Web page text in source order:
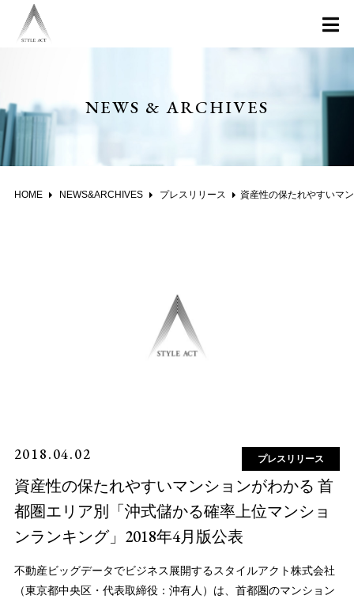
NEWS & ARCHIVES
HOME NEWS&ARCHIVES プレスリリース 資産性の保たれやすいマンションがわかる 首都圏エリア別「沖式儲かる確率上位マンションランキング」2018年4月版公表
2018.04.02 プレスリリース
資産性の保たれやすいマンションがわかる 首
都圏エリア別「沖式儲かる確率上位マンショ
ンランキング」2018年4月版公表
不動産ビッグデータでビジネス展開するスタイルアクト株式会社
（東京都中央区・代表取締役：沖有人）は、首都圏のマンション